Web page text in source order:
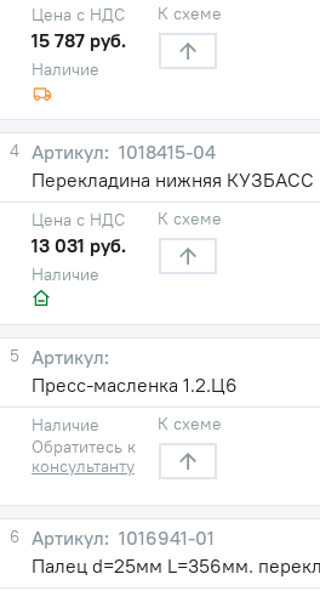
Наличие
Цена с НДС
15 787 руб.
К схеме
4
1018415-04
Перекладина нижняя КУЗБАСС
Наличие
Цена с НДС
13 031 руб.
К схеме
5
Пресс-масленка 1.2.Ц6
Наличие
Обратитесь к
консультанту
К схеме
6
1016941-01
Палец d=25мм L=356мм.